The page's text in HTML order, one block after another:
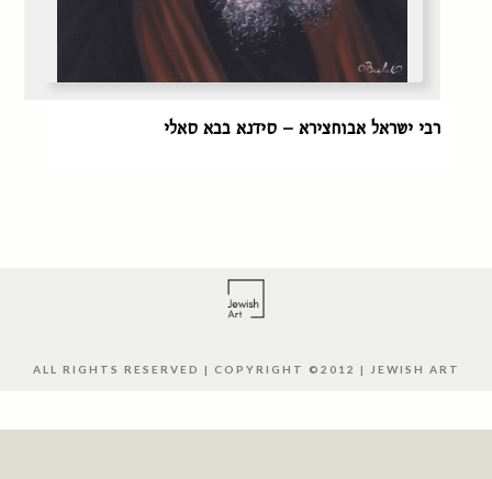
רבי ישראל אבוחצירא – סידנא בבא סאלי
ALL RIGHTS RESERVED | COPYRIGHT ©2012 | JEWISH ART